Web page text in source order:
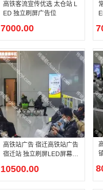
高铁客流宣传优选 太仓站 L
ED 独立刷屏广告位
7000.00
高铁站广告 宿迁高铁站广告
宿迁站 独立刷屏LED屏幕广
10500.00